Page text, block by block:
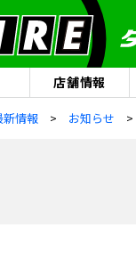
店舗情報
新情報 お知らせ